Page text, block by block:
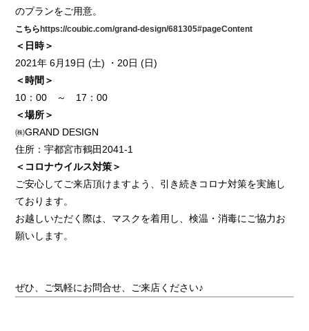
のプランをご用意。
こちらhttps://coubic.com/grand-design/681305#pageContent
＜日時＞
2021年 6月19日 (土) ・20日 (日)
＜時間＞
10：00 ～ 17：00
＜場所＞
㈱GRAND DESIGN
住所：宇都宮市鶴田2041-1
＜コロナウイルス対策＞
ご安心してご来店頂けますよう、引き続きコロナ対策を実施し
ております。
お越しいただく際は、マスクを着用し、検温・消毒にご協力お
願いします。
ぜひ、ご気軽にお問合せ、ご来店ください♪